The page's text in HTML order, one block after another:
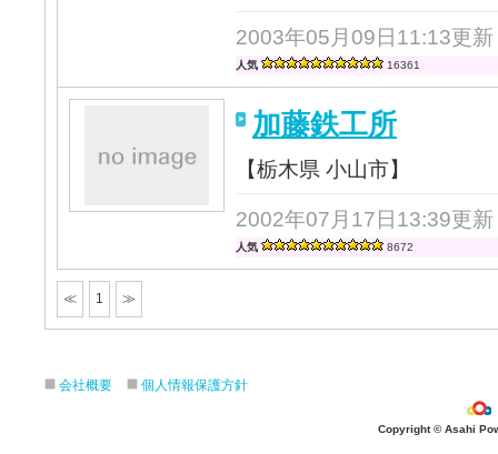
2003年05月09日11:13更新
人気 16361
加藤鉄工所
【栃木県 小山市】
2002年07月17日13:39更新
人気 8672
≪ 1 ≫
会社概要 個人情報保護方針
Copyright © Asahi